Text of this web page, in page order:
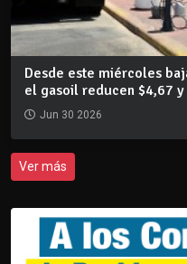
Desde este miércoles
el gasoil reducen $4,67
Jun 30 2026
Ver más